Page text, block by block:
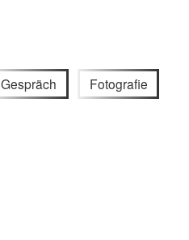
Gespräch Fotografie